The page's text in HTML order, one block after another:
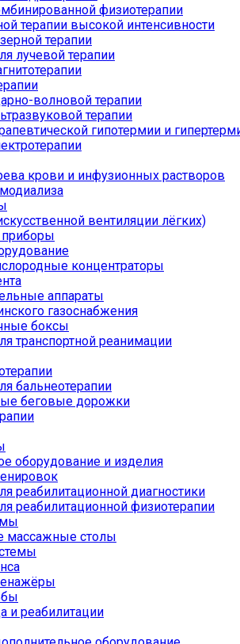
физиотерапии
терапии высокой интенсивности
терапии
лучевой терапии
волновой терапии
терапии
гипотермии и
крови и инфузионных растворов
вентиляции лёгких)
концентраторы
аппараты
газоснабжения
боксы
транспортной реанимации
бальнеотерапии
беговые дорожки
оборудование и изделия
реабилитационной диагностики
реабилитационной физиотерапии
массажные столы
и реабилитации